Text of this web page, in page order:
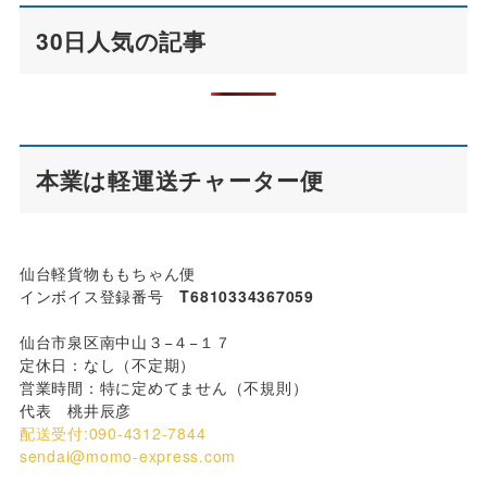
30日人気の記事
本業は軽運送チャーター便
仙台軽貨物ももちゃん便
インボイス登録番号T6810334367059
仙台市泉区南中山３−４−１７
定休日：なし（不定期）
営業時間：特に定めてません（不規則）
代表 桃井辰彦
配送受付:090-4312-7844
sendai@momo-express.com